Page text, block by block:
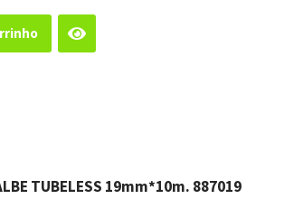
TUBELESS 19mm*10m. 887019